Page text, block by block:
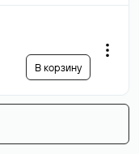
В корзину